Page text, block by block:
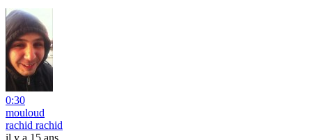
0:30
mouloud
rachid rachid